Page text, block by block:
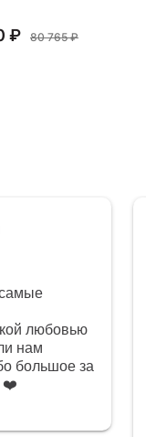
₽ 80 765 ₽
любовью
нам
большое за
❤️